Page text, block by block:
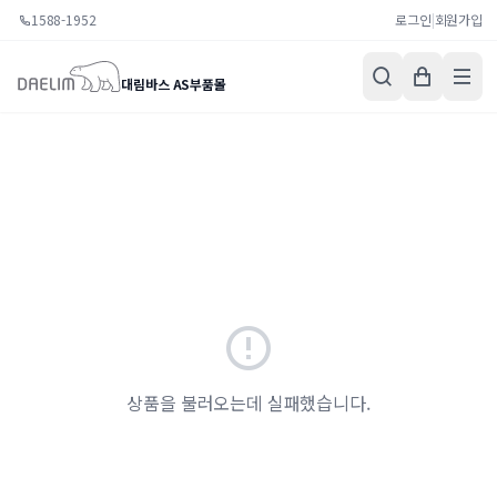
1588-1952 로그인|회원가입
대림바스 AS부품몰
상품을 불러오는데 실패했습니다.